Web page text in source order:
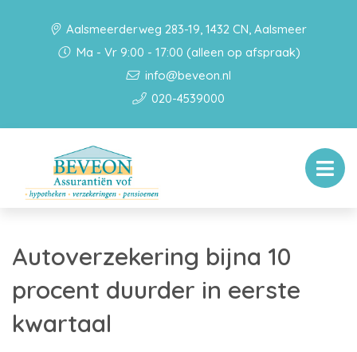
Aalsmeerderweg 283-19, 1432 CN, Aalsmeer
Ma - Vr 9:00 - 17:00 (alleen op afspraak)
info@beveon.nl
020-4539000
Autoverzekering bijna 10
procent duurder in eerste
kwartaal